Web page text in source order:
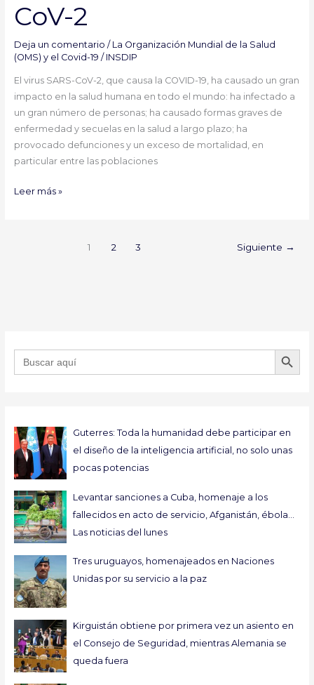
CoV-2
Deja un comentario / La Organización Mundial de la Salud
(OMS) y el Covid-19 / INSDIP
El virus SARS-CoV-2, que causa la COVID-19, ha causado un gran
impacto en la salud humana en todo el mundo: ha infectado a
un gran número de personas; ha causado formas graves de
enfermedad y secuelas en la salud a largo plazo; ha
provocado defunciones y un exceso de mortalidad, en
particular entre las poblaciones
Leer más »
1 2 3 Siguiente →
Buscar: BOTÓN DE
Guterres: Toda la humanidad debe participar en
el diseño de la inteligencia artificial, no solo unas
pocas potencias
Levantar sanciones a Cuba, homenaje a los
fallecidos en acto de servicio, Afganistán, ébola…
Las noticias del lunes
Tres uruguayos, homenajeados en Naciones
Unidas por su servicio a la paz
Kirguistán obtiene por primera vez un asiento en
el Consejo de Seguridad, mientras Alemania se
queda fuera